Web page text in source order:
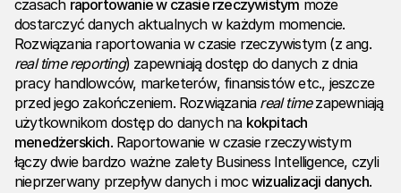
czasach raportowanie w czasie rzeczywistym może
dostarczyć danych aktualnych w każdym momencie.
Rozwiązania raportowania w czasie rzeczywistym (z ang.
real time reporting) zapewniają dostęp do danych z dnia
pracy handlowców, marketerów, finansistów etc., jeszcze
przed jego zakończeniem. Rozwiązania real timezapewniają
użytkownikom dostęp do danych na kokpitach
menedżerskich. Raportowanie w czasie rzeczywistym
łączy dwie bardzo ważne zalety Business Intelligence, czyli
nieprzerwany przepływ danych i moc wizualizacji danych.